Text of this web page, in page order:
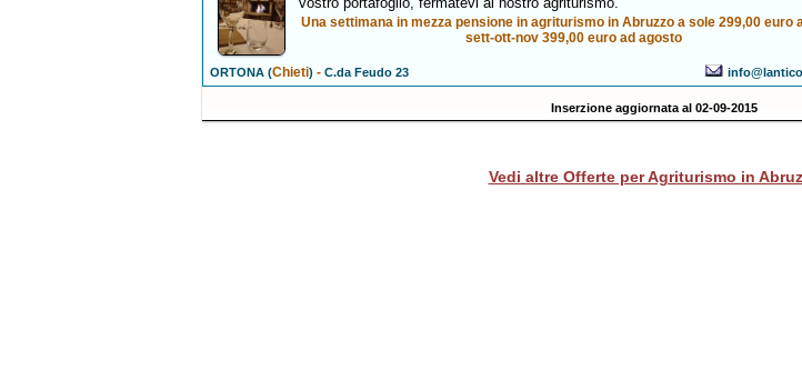
Una settimana in mezza pensione in agriturismo in Abruzzo a sole 299,00 euro
sett-ott-nov 399,00 euro ad agosto
ORTONA (Chieti) -C.da Feudo 23
Inserzione aggiornata al 02-09-2015
Vedi altre Offerte per Agriturismo in